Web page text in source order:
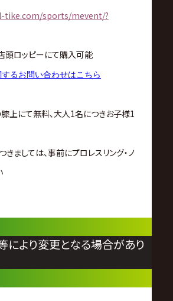
tike.com/sports/mevent/?
頭ロッピーにて購入可能
るお問い合わせはこちら
上にて無料、大人1名につきお子様1
ましては、事前にプロレスリング・ノ
より変更となる場合があり